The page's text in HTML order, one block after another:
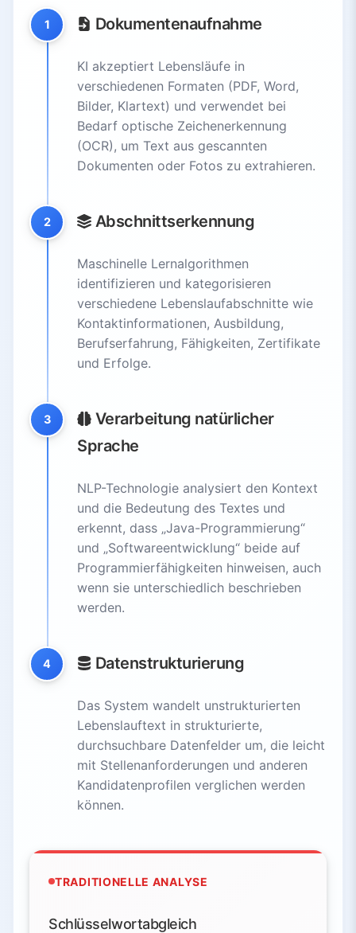
1 Dokumentenaufnahme
KI akzeptiert Lebensläufe in
verschiedenen Formaten (PDF, Word,
Bilder, Klartext) und verwendet bei
Bedarf optische Zeichenerkennung
(OCR), um Text aus gescannten
Dokumenten oder Fotos zu extrahieren.
2 Abschnittserkennung
Maschinelle Lernalgorithmen
identifizieren und kategorisieren
verschiedene Lebenslaufabschnitte wie
Kontaktinformationen, Ausbildung,
Berufserfahrung, Fähigkeiten, Zertifikate
und Erfolge.
3
Verarbeitung natürlicher
Sprache
NLP-Technologie analysiert den Kontext
und die Bedeutung des Textes und
erkennt, dass „Java-Programmierung“
und „Softwareentwicklung“ beide auf
Programmierfähigkeiten hinweisen, auch
wenn sie unterschiedlich beschrieben
werden.
4 Datenstrukturierung
Das System wandelt unstrukturierten
Lebenslauftext in strukturierte,
durchsuchbare Datenfelder um, die leicht
mit Stellenanforderungen und anderen
Kandidatenprofilen verglichen werden
können.
TRADITIONELLE ANALYSE
Schlüsselwortabgleich